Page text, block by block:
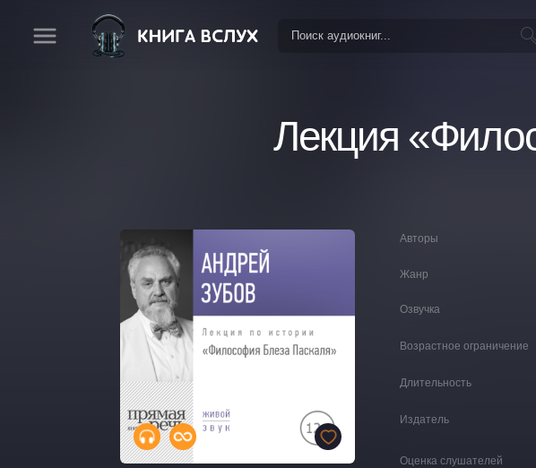
Лекция
Авторы
Жанр
Озвучка
Возрастное ограничение
Длительность
Издатель
Оценка слушателей